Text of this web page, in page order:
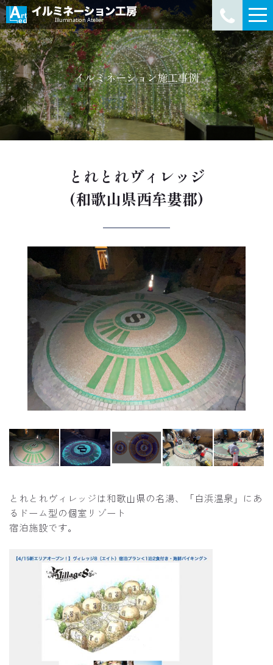
イルミネーション施工事例
とれとれヴィレッジ
(和歌山県西牟婁郡)
とれとれヴィレッジは和歌山県の名湯、「白浜温泉」にあ
るドーム型の個室リゾート
宿泊施設です。